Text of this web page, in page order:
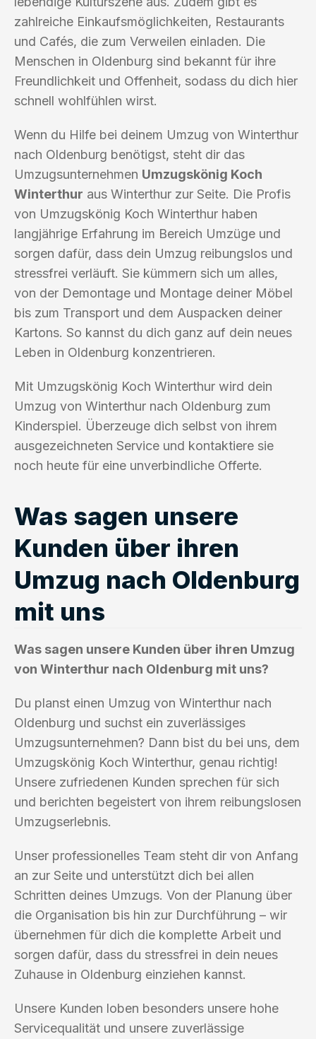
zahlreiche Einkaufsmöglichkeiten, Restaurants
und Cafés, die zum Verweilen einladen. Die
Menschen in Oldenburg sind bekannt für ihre
Freundlichkeit und Offenheit, sodass du dich hier
schnell wohlfühlen wirst.
Wenn du Hilfe bei deinem Umzug von Winterthur
nach Oldenburg benötigst, steht dir das
Umzugsunternehmen Umzugskönig Koch
Winterthur aus Winterthur zur Seite. Die Profis
von Umzugskönig Koch Winterthur haben
langjährige Erfahrung im Bereich Umzüge und
sorgen dafür, dass dein Umzug reibungslos und
stressfrei verläuft. Sie kümmern sich um alles,
von der Demontage und Montage deiner Möbel
bis zum Transport und dem Auspacken deiner
Kartons. So kannst du dich ganz auf dein neues
Leben in Oldenburg konzentrieren.
Mit Umzugskönig Koch Winterthur wird dein
Umzug von Winterthur nach Oldenburg zum
Kinderspiel. Überzeuge dich selbst von ihrem
ausgezeichneten Service und kontaktiere sie
noch heute für eine unverbindliche Offerte.
Was sagen unsere
Kunden über ihren
Umzug nach Oldenburg
mit uns
Was sagen unsere Kunden über ihren Umzug
von Winterthur nach Oldenburg mit uns?
Du planst einen Umzug von Winterthur nach
Oldenburg und suchst ein zuverlässiges
Umzugsunternehmen? Dann bist du bei uns, dem
Umzugskönig Koch Winterthur, genau richtig!
Unsere zufriedenen Kunden sprechen für sich
und berichten begeistert von ihrem reibungslosen
Umzugserlebnis.
Unser professionelles Team steht dir von Anfang
an zur Seite und unterstützt dich bei allen
Schritten deines Umzugs. Von der Planung über
die Organisation bis hin zur Durchführung – wir
übernehmen für dich die komplette Arbeit und
sorgen dafür, dass du stressfrei in dein neues
Zuhause in Oldenburg einziehen kannst.
Unsere Kunden loben besonders unsere hohe
Servicequalität und unsere zuverlässige